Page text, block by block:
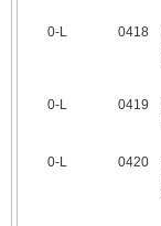
0‑L 0418
0‑L 0419
0‑L 0420